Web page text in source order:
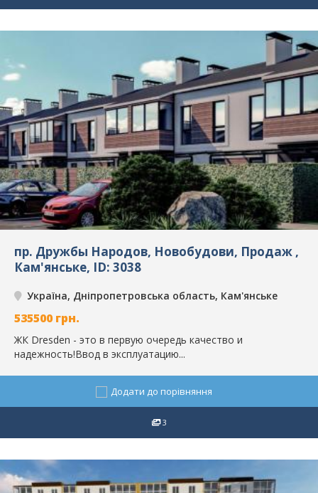
пр. Дружбы Народов, Новобудови, Продаж ,
Кам'янське, ID: 3038
Україна, Дніпропетровська область, Кам'янське
535500 грн.
ЖК Dresden - это в первую очередь качество и
надежность!Ввод в эксплуатацию...
Додати до порівняння
3